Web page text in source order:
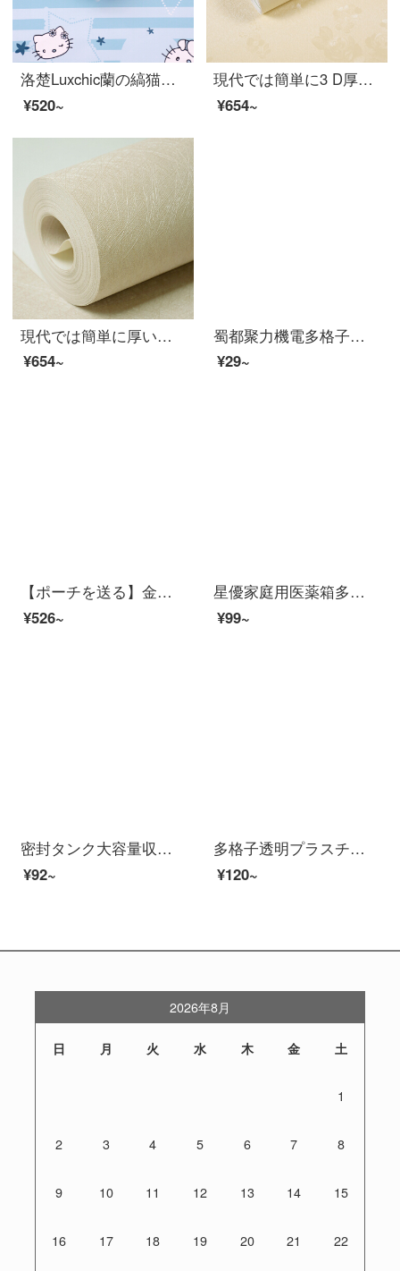
洛楚Luxchic蘭の縞猫は厚いPVCをプラスして壁紙の漫画の壁紙の防水のカビ防止の壁紙の装飾を貼ります。
¥520~
現代では簡単に3 D厚い壁紙PVCの環境保護の張り紙を貼りました。寝室のリビングルームのホテルの背景壁に貼りました。壁紙のベージュローズ60センチ*5メートルです。
¥654~
現代では簡単に厚い壁紙PVCを追加しました。環境保護のために、新しい寝室のリビングルームのホテルの背景壁は壁紙に貼り付けられています。
¥654~
蜀都聚力機電多格子部品箱電子部品透明プラスチック収納ケースビス部品分類格子サンプルケース無格ミニイヤホンボタンケース【2個入り】
¥29~
【ポーチを送る】金隆興（glosen）アクセサリーケース透明防塵イヤリング収納ケースフレームネックレスリングピアスピアスピアスピアスストラップストラップストラップストラップストラップケース【一般版】タイムルートケース*1階タワーケース*緑
¥526~
星優家庭用医薬箱多機能救急箱多層透明薬品収納箱応急薬品収納箱トランペット【ホワイトタイプ】
¥99~
密封タンク大容量収納ボックスセット透明防湿食品級プラスチック家庭用キッチン五穀雑穀香料乾燥箱460 ml【Sサイズ】
¥92~
多格子透明プラスチック電子部品分類格子工具箱小ねじ箱収納箱【超値3個入り】トランペット厚手空箱
¥120~
2026年8月
日 月 火 水 木 金 土
1
2 3 4 5 6 7 8
9 10 11 12 13 14 15
16 17 18 19 20 21 22